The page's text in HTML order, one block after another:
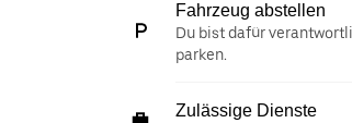
Fahrzeug abstellen
Du bist dafür
parken.
Zulässige Dienste